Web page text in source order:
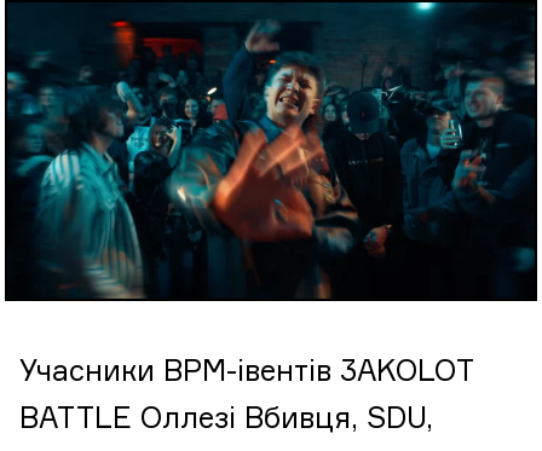
Учасники BPM-івентів 3AKOLOT
BATTLE Оллезі Вбивця, SDU,